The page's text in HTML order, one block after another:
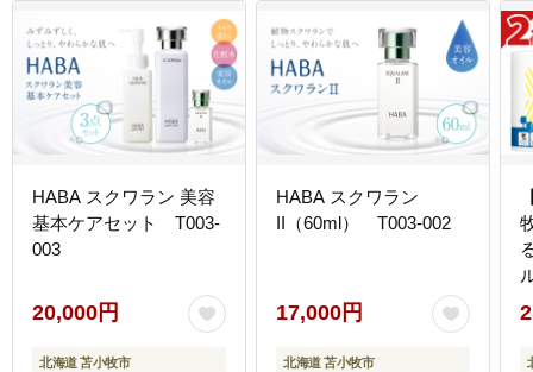
HABA スクワラン 美容
基本ケアセット T003-
003
20,000円
北海道 苫小牧市
HABA スクワラン
II（60ml） T003-002
17,000円
北海道 苫小牧市